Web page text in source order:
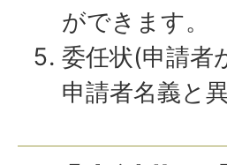
ができます。
委任状(申請者
申請者名義と